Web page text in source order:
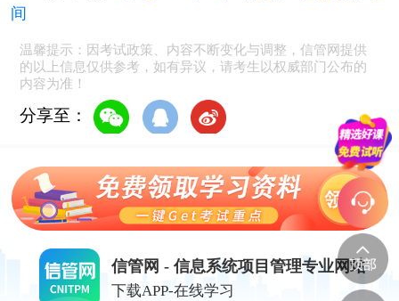
间
温馨提示：因考试政策、内容不断变化与调整，信管网提供
的以上信息仅供参考，如有异议，请考生以权威部门公布的
内容为准！
分享至：
信管网 - 信息系统项目管理专业网站
下载APP-在线学习